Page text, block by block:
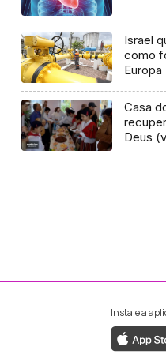
Israel
como
Europa
Casa
Deus
da RTP
Instagram da
Instale a